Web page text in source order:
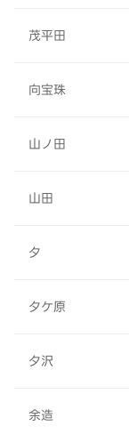
茂平田
向宝珠
山ノ田
山田
夕
夕ケ原
夕沢
余造